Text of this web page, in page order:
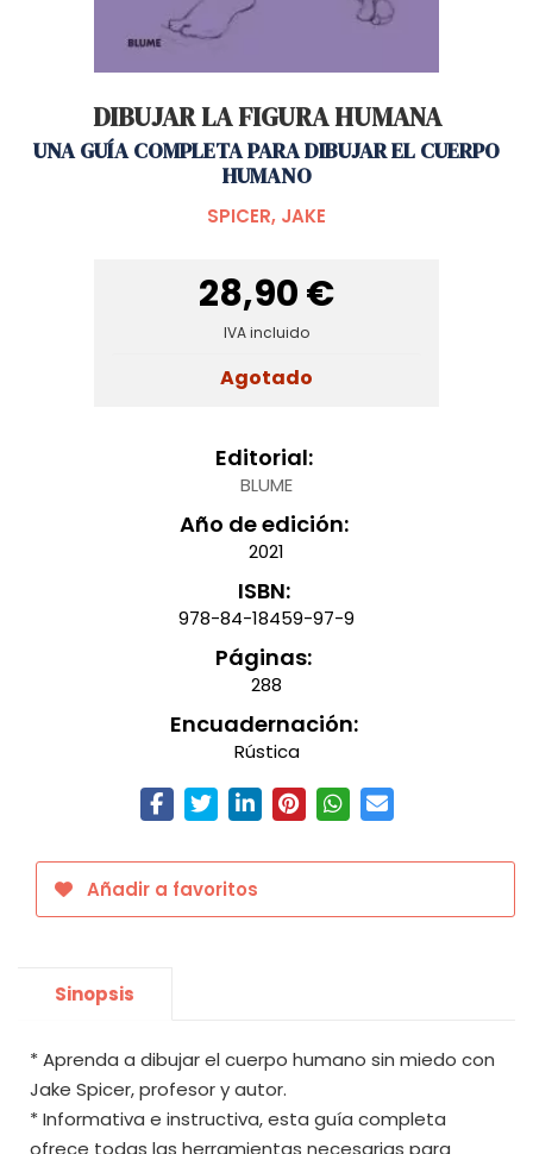
DIBUJAR LA FIGURA HUMANA
UNA GUÍA COMPLETA PARA DIBUJAR EL CUERPO
HUMANO
SPICER, JAKE
28,90 €
IVA incluido
Agotado
Editorial:
BLUME
Año de edición:
2021
ISBN:
978-84-18459-97-9
Páginas:
288
Encuadernación:
Rústica
Añadir a favoritos
Sinopsis
* Aprenda a dibujar el cuerpo humano sin miedo con
Jake Spicer, profesor y autor.
* Informativa e instructiva, esta guía completa